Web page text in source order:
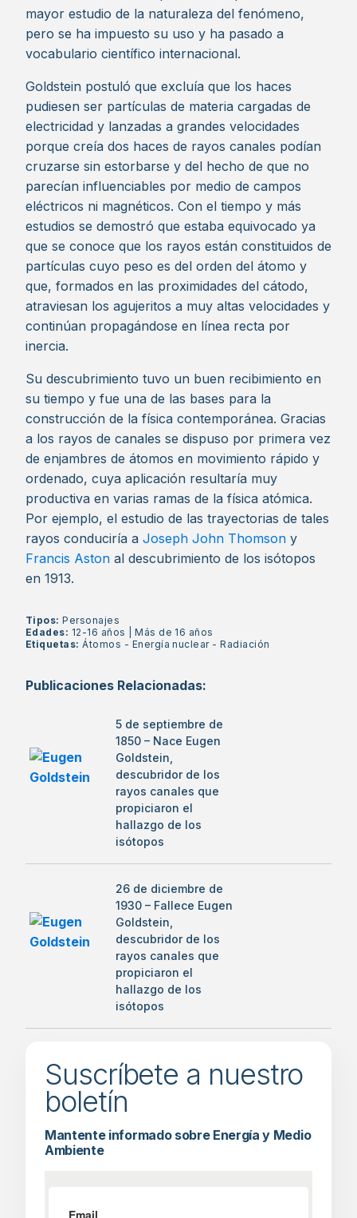
mayor estudio de la naturaleza del fenómeno,
pero se ha impuesto su uso y ha pasado a
vocabulario científico internacional.
Goldstein postuló que excluía que los haces
pudiesen ser partículas de materia cargadas de
electricidad y lanzadas a grandes velocidades
porque creía dos haces de rayos canales podían
cruzarse sin estorbarse y del hecho de que no
parecían influenciables por medio de campos
eléctricos ni magnéticos. Con el tiempo y más
estudios se demostró que estaba equivocado ya
que se conoce que los rayos están constituidos de
partículas cuyo peso es del orden del átomo y
que, formados en las proximidades del cátodo,
atraviesan los agujeritos a muy altas velocidades y
continúan propagándose en línea recta por
inercia.
Su descubrimiento tuvo un buen recibimiento en
su tiempo y fue una de las bases para la
construcción de la física contemporánea. Gracias
a los rayos de canales se dispuso por primera vez
de enjambres de átomos en movimiento rápido y
ordenado, cuya aplicación resultaría muy
productiva en varias ramas de la física atómica.
Por ejemplo, el estudio de las trayectorias de tales
rayos conduciría a Joseph John Thomson y
Francis Aston al descubrimiento de los isótopos
en 1913.
Tipos:Personajes
Edades: 12-16 años |Más de 16 años
Etiquetas:Átomos - Energía nuclear-Radiación
Publicaciones Relacionadas:
5 de septiembre de
1850 – Nace Eugen
Goldstein,
descubridor de los
rayos canales que
propiciaron el
hallazgo de los
isótopos
26 de diciembre de
1930 – Fallece Eugen
Goldstein,
descubridor de los
rayos canales que
propiciaron el
hallazgo de los
isótopos
Suscríbete a nuestro
boletín
Mantente informado sobre Energía y Medio
Ambiente